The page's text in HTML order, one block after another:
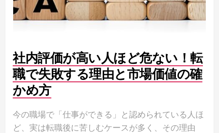
社内評価が高い人ほど危ない！転
職で失敗する理由と市場価値の確
かめ方
今の職場で「仕事ができる」と認められている人ほ
ど、実は転職後に苦しむケースが多く、その理由